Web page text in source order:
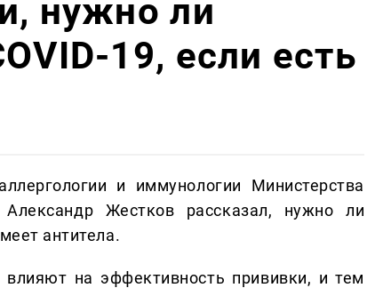
нужно ли
19, если есть
и иммунологии Министерства
Александр Жестков рассказал, нужно ли
антитела.
влияют на эффективность прививки, и тем